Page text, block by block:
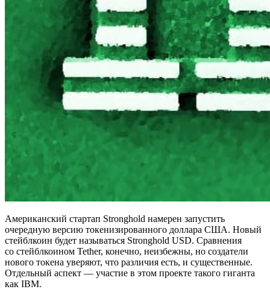
Американский стартап Stronghold намерен запустить
очередную версию токенизированного доллара США. Новый
стейблкоин будет называться Stronghold USD. Сравнения
со стейблкоином Tether, конечно, неизбежны, но создатели
нового токена уверяют, что различия есть, и существенные.
Отдельный аспект — участие в этом проекте такого гиганта
как IBM.